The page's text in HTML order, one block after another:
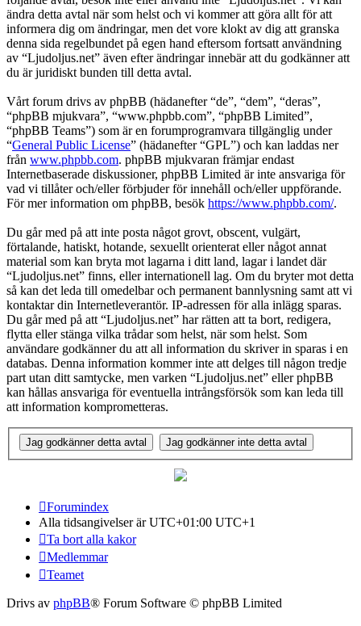
ändra detta avtal när som helst och vi kommer att göra allt för att
informera dig om ändringar, men det vore klokt av dig att granska
denna sida regelbundet på egen hand eftersom fortsatt användning
av “Ljudoljus.net” även efter ändringar innebär att du godkänner att
du är juridiskt bunden till detta avtal.
Vårt forum drivs av phpBB (hädanefter “de”, “dem”, “deras”,
“phpBB mjukvara”, “www.phpbb.com”, “phpBB Limited”,
“phpBB Teams”) som är en forumprogramvara tillgänglig under
“General Public License” (hädanefter “GPL”) och kan laddas ner
från www.phpbb.com. phpBB mjukvaran främjar endast
Internetbaserade diskussioner, phpBB Limited är inte ansvariga för
vad vi tillåter och/eller förbjuder för innehåll och/eller uppförande.
För mer information om phpBB, besök https://www.phpbb.com/.
Du går med på att inte posta något grovt, obscent, vulgärt,
förtalande, hatiskt, hotande, sexuellt orienterat eller något annat
material som kan bryta mot lagarna i ditt land, lagar i landet där
“Ljudoljus.net” finns, eller internationell lag. Om du bryter mot detta
så kan det leda till omedelbar och permanent bannlysning samt att vi
kontaktar din Internetleverantör. IP-adressen för alla inlägg sparas.
Du går med på att “Ljudoljus.net” har rätten att ta bort, redigera,
flytta eller stänga vilka trådar som helst, när som helst. Som
användare godkänner du att all information du skriver in sparas i en
databas. Denna information kommer inte att delges till någon tredje
part utan ditt samtycke, men varken “Ljudoljus.net” eller phpBB
kan hållas ansvariga för eventuella intrångsförsök som kan leda till
att information komprometteras.
Forumindex
Alla tidsangivelser är UTC+01:00 UTC+1
Ta bort alla kakor
Medlemmar
Teamet
Drivs av phpBB® Forum Software © phpBB Limited